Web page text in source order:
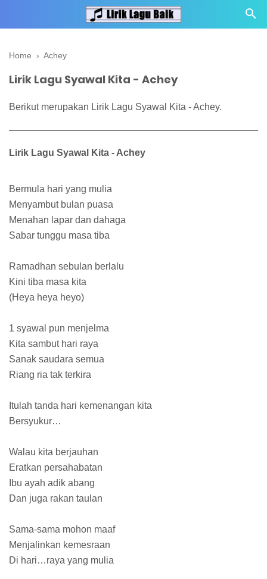
Home › Achey
Lirik Lagu Syawal Kita - Achey
Berikut merupakan Lirik Lagu Syawal Kita - Achey.
Lirik Lagu Syawal Kita - Achey
Bermula hari yang mulia
Menyambut bulan puasa
Menahan lapar dan dahaga
Sabar tunggu masa tiba
Ramadhan sebulan berlalu
Kini tiba masa kita
(Heya heya heyo)
1 syawal pun menjelma
Kita sambut hari raya
Sanak saudara semua
Riang ria tak terkira
Itulah tanda hari kemenangan kita
Bersyukur…
Walau kita berjauhan
Eratkan persahabatan
Ibu ayah adik abang
Dan juga rakan taulan
Sama-sama mohon maaf
Menjalinkan kemesraan
Di hari…raya yang mulia